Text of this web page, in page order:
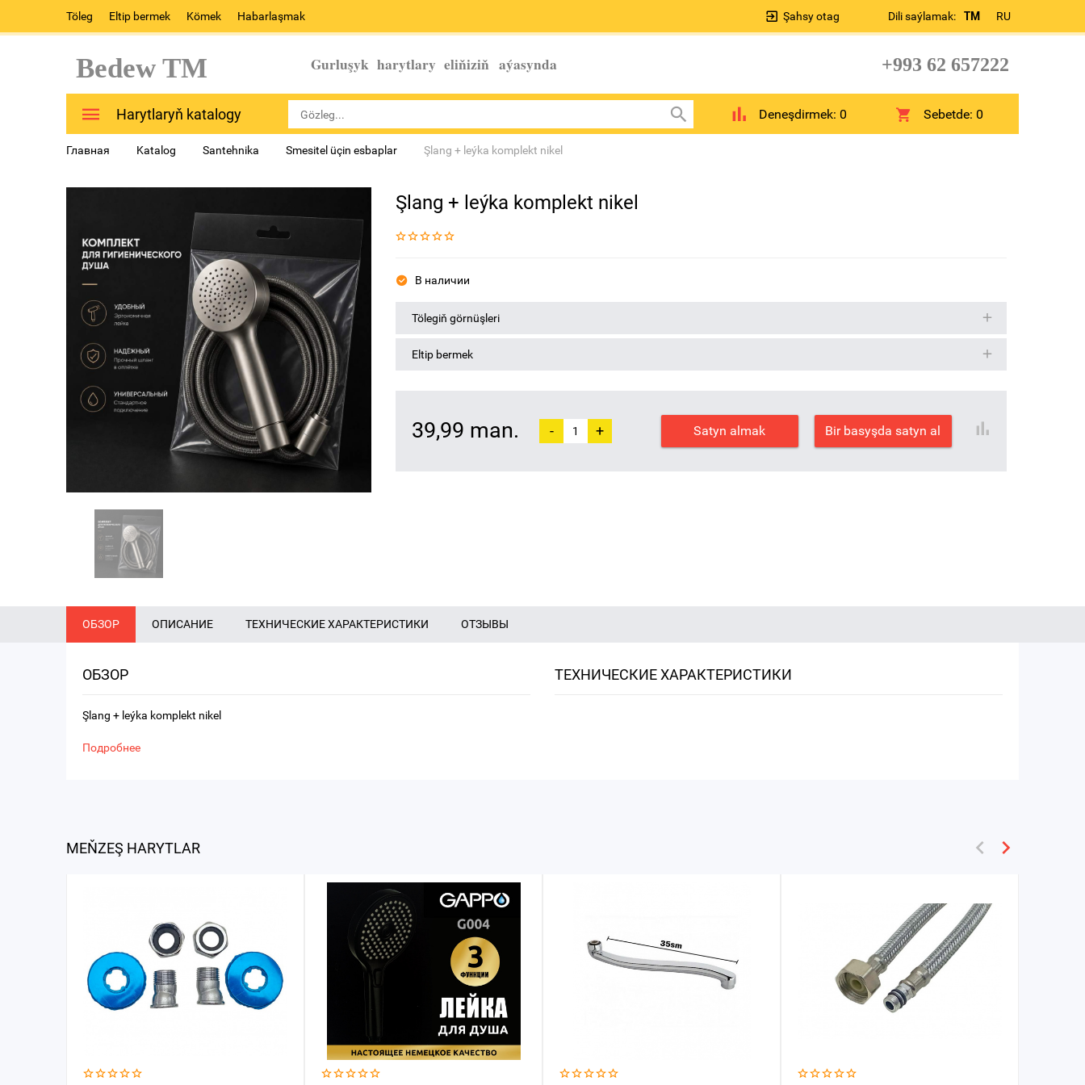
Töleg Eltip bermek Kömek Habarlaşmak Dili saýlamak: TM RU
Şahsy otag
Bedew TM Gurluşyk harytlary eliňiziň aýasynda +993 62 657222
Harytlaryň katalogy Deneşdirmek: 0 Sebetde:0
Главная Katalog Santehnika Smesitel üçin esbaplar Şlang + leýka komplekt nikel
Şlang + leýka komplekt nikel
В наличии
Tölegiň görnüşleri
Eltip bermek
39,99 man. - + Satyn almak Bir basyşda satyn al
ОБЗОР ОПИСАНИЕ ТЕХНИЧЕСКИЕ ХАРАКТЕРИСТИКИ ОТЗЫВЫ
ОБЗОР
Şlang + leýka komplekt nikel
Подробнее
ТЕХНИЧЕСКИЕ ХАРАКТЕРИСТИКИ
MEŇZEŞ HARYTLAR